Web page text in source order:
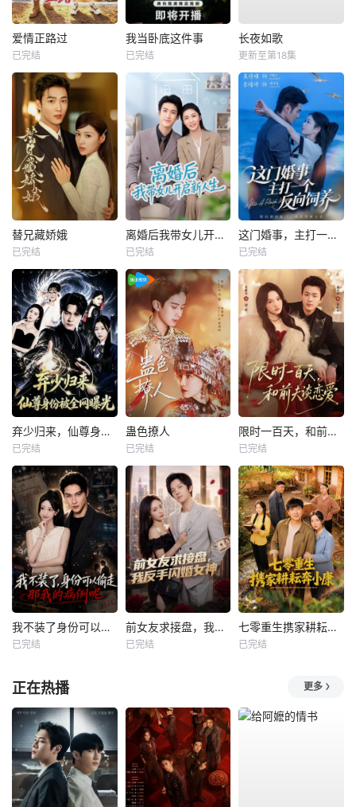
爱情正路过
已完结
我当卧底这件事
已完结
长夜如歌
更新至第18集
替兄藏娇娥
已完结
离婚后我带女儿开启新人生
已完结
这门婚事，主打一个反向饲养
已完结
弃少归来，仙尊身份被全网曝光
已完结
蛊色撩人
已完结
限时一百天，和前夫谈恋爱
已完结
我不装了身份可以偷走那我的病例呢
已完结
前女友求接盘，我反手闪婚女神
已完结
七零重生携家耕耘奔小康
已完结
正在热播 更多